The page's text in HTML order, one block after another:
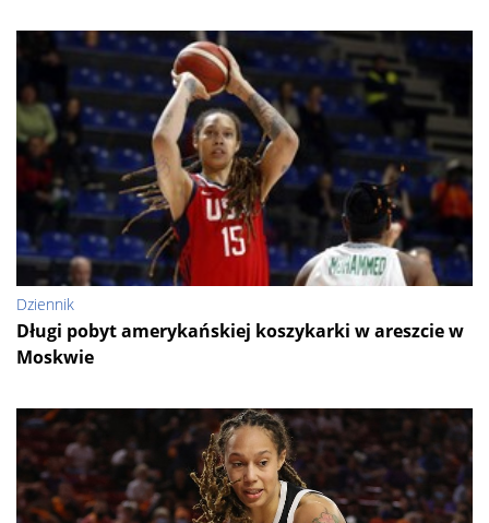
Dziennik
Długi pobyt amerykańskiej koszykarki w areszcie w
Moskwie